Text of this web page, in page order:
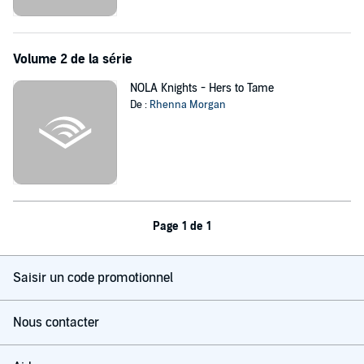
zukommen zu lassen. Und so spielt Evette bald Aschenputtel für
einen Mann, der trotz allem, was die Leute glauben, definitiv mehr
Prinz als Verbrecher ist. Sie kann nicht anders, als sich jeden Tag
immer mehr in ihn zu verlieben. Doch als ein Revierkampf zwischen
Sergei und einem seiner Rivalen entbrennt und die Gewalt nicht vor
ihrer Haustür haltmacht, muss Evette sich damit abfinden, einen
Mann zu lieben, der vor nichts zurückschreckt, um sie zu
verteidigen...
Volume 2 de la série
NOLA Knights - Hers to Tame
De : Rhenna Morgan
Page 1 de 1
Saisir un code promotionnel
Nous contacter